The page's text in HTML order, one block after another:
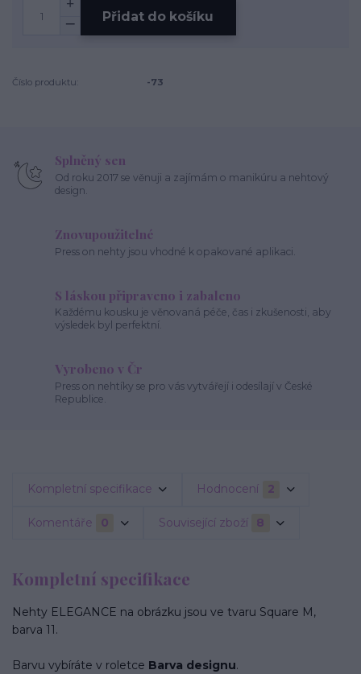
Přidat do košíku
Číslo produktu: -73
Splněný sen
Od roku 2017 se věnuji a zajímám o manikúru a nehtový
design.
Znovupoužitelné
Press on nehty jsou vhodné k opakované aplikaci.
S láskou připraveno i zabaleno
Každému kousku je věnovaná péče, čas i zkušenosti, aby
výsledek byl perfektní.
Vyrobeno v Čr
Press on nehtíky se pro vás vytvářejí i odesílají v České
Republice.
Kompletní specifikace Hodnocení 2
Komentáře 0 Související zboží 8
Kompletní specifikace
Nehty ELEGANCE na obrázku jsou ve tvaru Square M,
barva 11.
Barvu vybíráte v roletce Barva designu.